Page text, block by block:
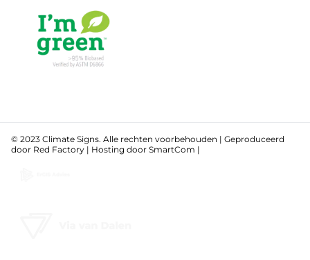
© 2023 Climate Signs. Alle rechten voorbehouden | Geproduceerd
door Red Factory | Hosting door SmartCom |